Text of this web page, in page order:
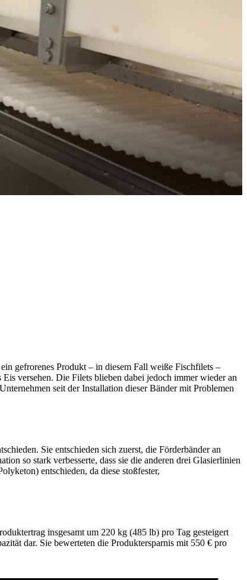
gefrorenes Produkt – in diesem Fall weiße Fischfilets –
versehen. Die Filets blieben dabei jedoch immer wieder an
seit der Installation dieser Bänder mit Problemen
Sie entschieden sich zuerst, die Förderbänder an
so stark verbesserte, dass sie die anderen drei Glasierlinien
entschieden, da diese stoßfester,
insgesamt um 220 kg (485 lb) pro Tag gesteigert
dar. Sie bewerteten die Produktersparnis mit 550 € pro